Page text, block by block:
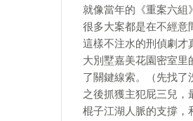
就像當年的《重案六組
很多大案都是在不經意
這樣不注水的刑偵劇才
大別墅嘉美花園密室
了關鍵線索。（先找了
之後抓獲主犯屁三兒，
棍子江湖人脈的支撐，